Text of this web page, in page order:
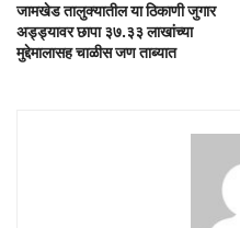
जामखेड तालुक्यातील या ठिकाणी जुगार
अड्ड्यावर छापा ३७.३३ लाखांच्या
मुद्देमालासह चाळीस जण ताब्यात